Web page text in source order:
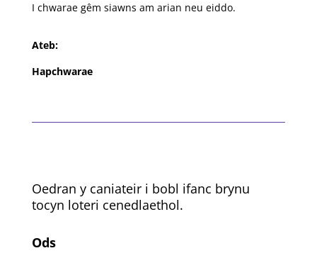
I chwarae gêm siawns am arian neu eiddo.
Ateb:
Hapchwarae
Oedran y caniateir i bobl ifanc brynu
tocyn loteri cenedlaethol.
Ods